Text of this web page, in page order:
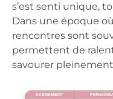
s’est senti unique,
Dans une époque
rencontres sont
permettent de
savourer
ÉVÉNEMENT